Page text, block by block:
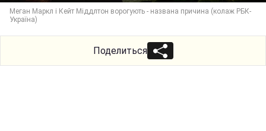
Меган Маркл і Кейт Міддлтон ворогують - названа причина (колаж РБК-
Україна)
Поделиться